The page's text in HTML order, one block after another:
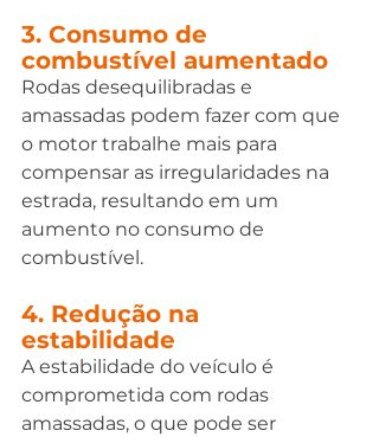
3. Consumo de
combustível aumentado
Rodas desequilibradas e
amassadas podem fazer com que
o motor trabalhe mais para
compensar as irregularidades na
estrada, resultando em um
aumento no consumo de
combustível.
4. Redução na
estabilidade
A estabilidade do veículo é
comprometida com rodas
amassadas, o que pode ser